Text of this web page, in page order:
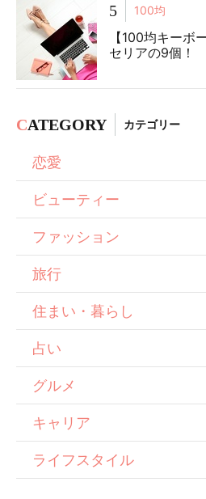
5 100均
【100均キーボ
セリアの9個！
CATEGORY カテゴリー
恋愛
ビューティー
ファッション
旅行
住まい・暮らし
占い
グルメ
キャリア
ライフスタイル